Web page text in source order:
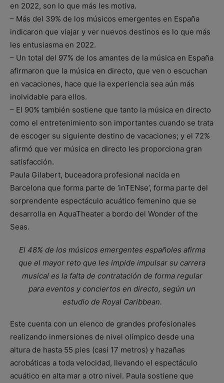
en 2022, son lo que más les motiva.
– Más del 39% de los músicos emergentes en España
indicaron que viajar y ver nuevos destinos es lo que más
les entusiasma en 2022.
– Un total del 97% de los amantes de la música en España
afirmaron que la música en directo, que ven o escuchan
en vacaciones, hace que la experiencia sea aún más
inolvidable para ellos.
– El 90% también sostiene que tanto la música en directo
como el entretenimiento son importantes cuando se trata
de escoger su siguiente destino de vacaciones; y el 72%
afirmó que ver música en directo les proporciona gran
satisfacción.
Paula Gilabert, buceadora profesional nacida en
Barcelona que forma parte de ‘inTENse’, forma parte del
sorprendente espectáculo acuático femenino que se
desarrolla en AquaTheater a bordo del Wonder of the
Seas.
El 48% de los músicos emergentes españoles afirma
que el mayor reto que les impide impulsar su carrera
musical es la falta de contratación de forma regular
para eventos y conciertos en directo, según un
estudio de Royal Caribbean.
Este cuenta con un elenco de grandes profesionales
realizando inmersiones de nivel olímpico desde una
altura de hasta 55 pies (casi 17 metros) y hazañas
acrobáticas a toda velocidad, llevando el espectáculo
acuático en alta mar a otro nivel. Paula sostiene que